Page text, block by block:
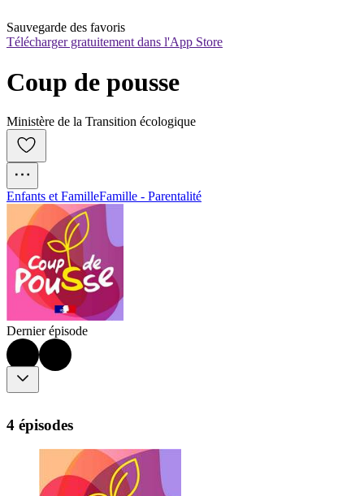
Sauvegarde des favoris
Télécharger gratuitement dans l'App Store
Coup de pousse
Ministère de la Transition écologique
Enfants et FamilleFamille - Parentalité
Dernier épisode
4 épisodes